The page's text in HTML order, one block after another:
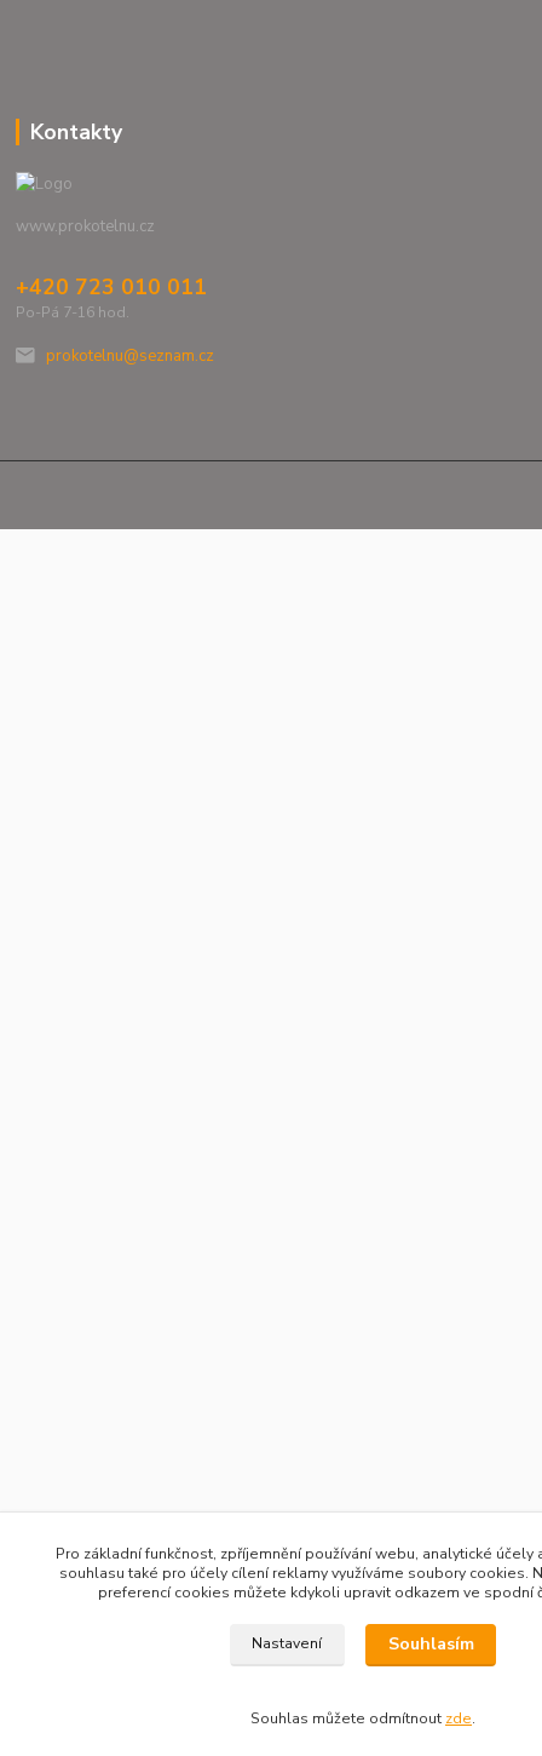
Kontakty
www.prokotelnu.cz
+420 723 010 011
Po-Pá 7-16 hod.
prokotelnu@seznam.cz
Pro základní funkčnost, zpříjemnění používání webu, analytické účely
souhlasu také pro účely cílení reklamy využíváme soubory cookies.
preferencí cookies můžete kdykoli upravit odkazem ve spodní
Nastavení Souhlasím
Souhlas můžete odmítnout zde.